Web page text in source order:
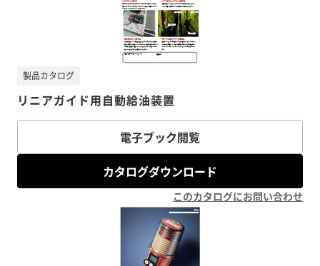
リニアガイド用自動給油装置
製品カタログ
電子ブック閲覧
カタログダウンロード
このカタログにお問い合わせ